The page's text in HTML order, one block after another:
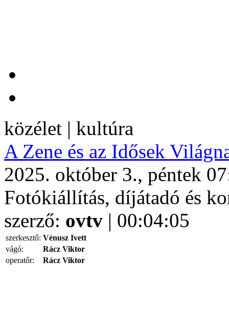
közélet | kultúra
A Zene és az Idősek
2025. október 3., péntek
Fotókiállítás, díjátadó és
szerző: ovtv | 00:04:05
szerkesztő: Vénusz Ivett
vágó:
Rácz Viktor
operatőr:
Rácz Viktor